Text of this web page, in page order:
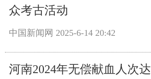
众考古活动
中国新闻网 2025-6-14 20:42
河南2024年无偿献血人次达